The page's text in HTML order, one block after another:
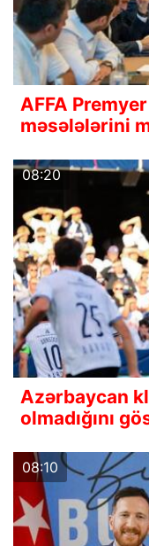
AFFA
məsələlərini
08:20
Azərbaycan
olmadığını
08:10